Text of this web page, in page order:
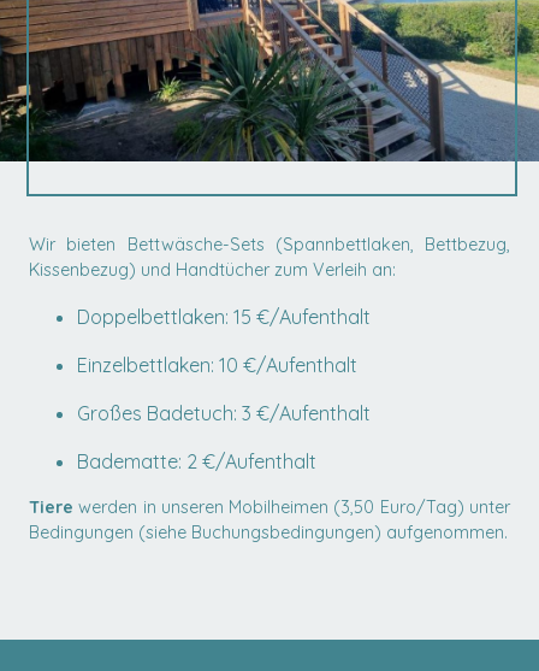
Wir bieten Bettwäsche-Sets (Spannbettlaken, Bettbezug,
Kissenbezug) und Handtücher zum Verleih an:
Doppelbettlaken: 15 €/Aufenthalt
Einzelbettlaken: 10 €/Aufenthalt
Großes Badetuch: 3 €/Aufenthalt
Badematte: 2 €/Aufenthalt
Tiere werden in unseren Mobilheimen (3,50 Euro/Tag) unter
Bedingungen (siehe Buchungsbedingungen) aufgenommen.